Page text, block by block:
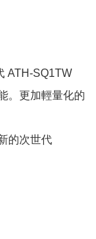
ATH-SQ1TW
。更加輕量化的
的次世代